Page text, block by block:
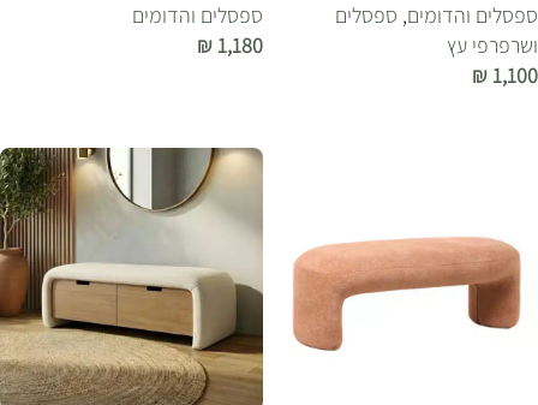
ספסלים והדומים, ספסלים
ושרפרפי עץ
₪ 1,100
ספסלים והדומים
₪ 1,180